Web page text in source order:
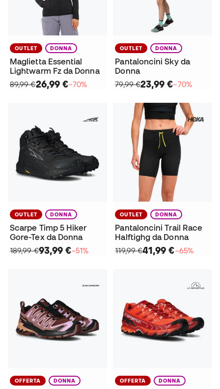
OUTLET DONNA
Maglietta Essential
Lightwarm Fz da Donna
89,99 €26,99 €−70%
OUTLET DONNA
Pantaloncini Sky da
Donna
79,99 €23,99 €−70%
OUTLET DONNA
Scarpe Timp 5 Hiker
Gore-Tex da Donna
189,99 €93,99 €−51%
OUTLET DONNA
Pantaloncini Trail Race
Halftighg da Donna
119,99 €41,99 €−65%
OFFERTA DONNA OFFERTA DONNA